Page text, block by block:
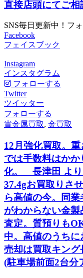
直接店頭にてご相
SNS毎日更新中！フ
Facebook
フェイスブック
Instagram
インスタグラム
フォローする
Twitter
ツイッター
フォローする
貴金属買取, 金買取
12月強化買取。
では手数料はか
化。 長津田 よ
37.4gお買取りさ
ら高値の今。同
がわからない金
査定。質預りも
中。高値のうち
売却は買取キン
(駐車場前面2台分